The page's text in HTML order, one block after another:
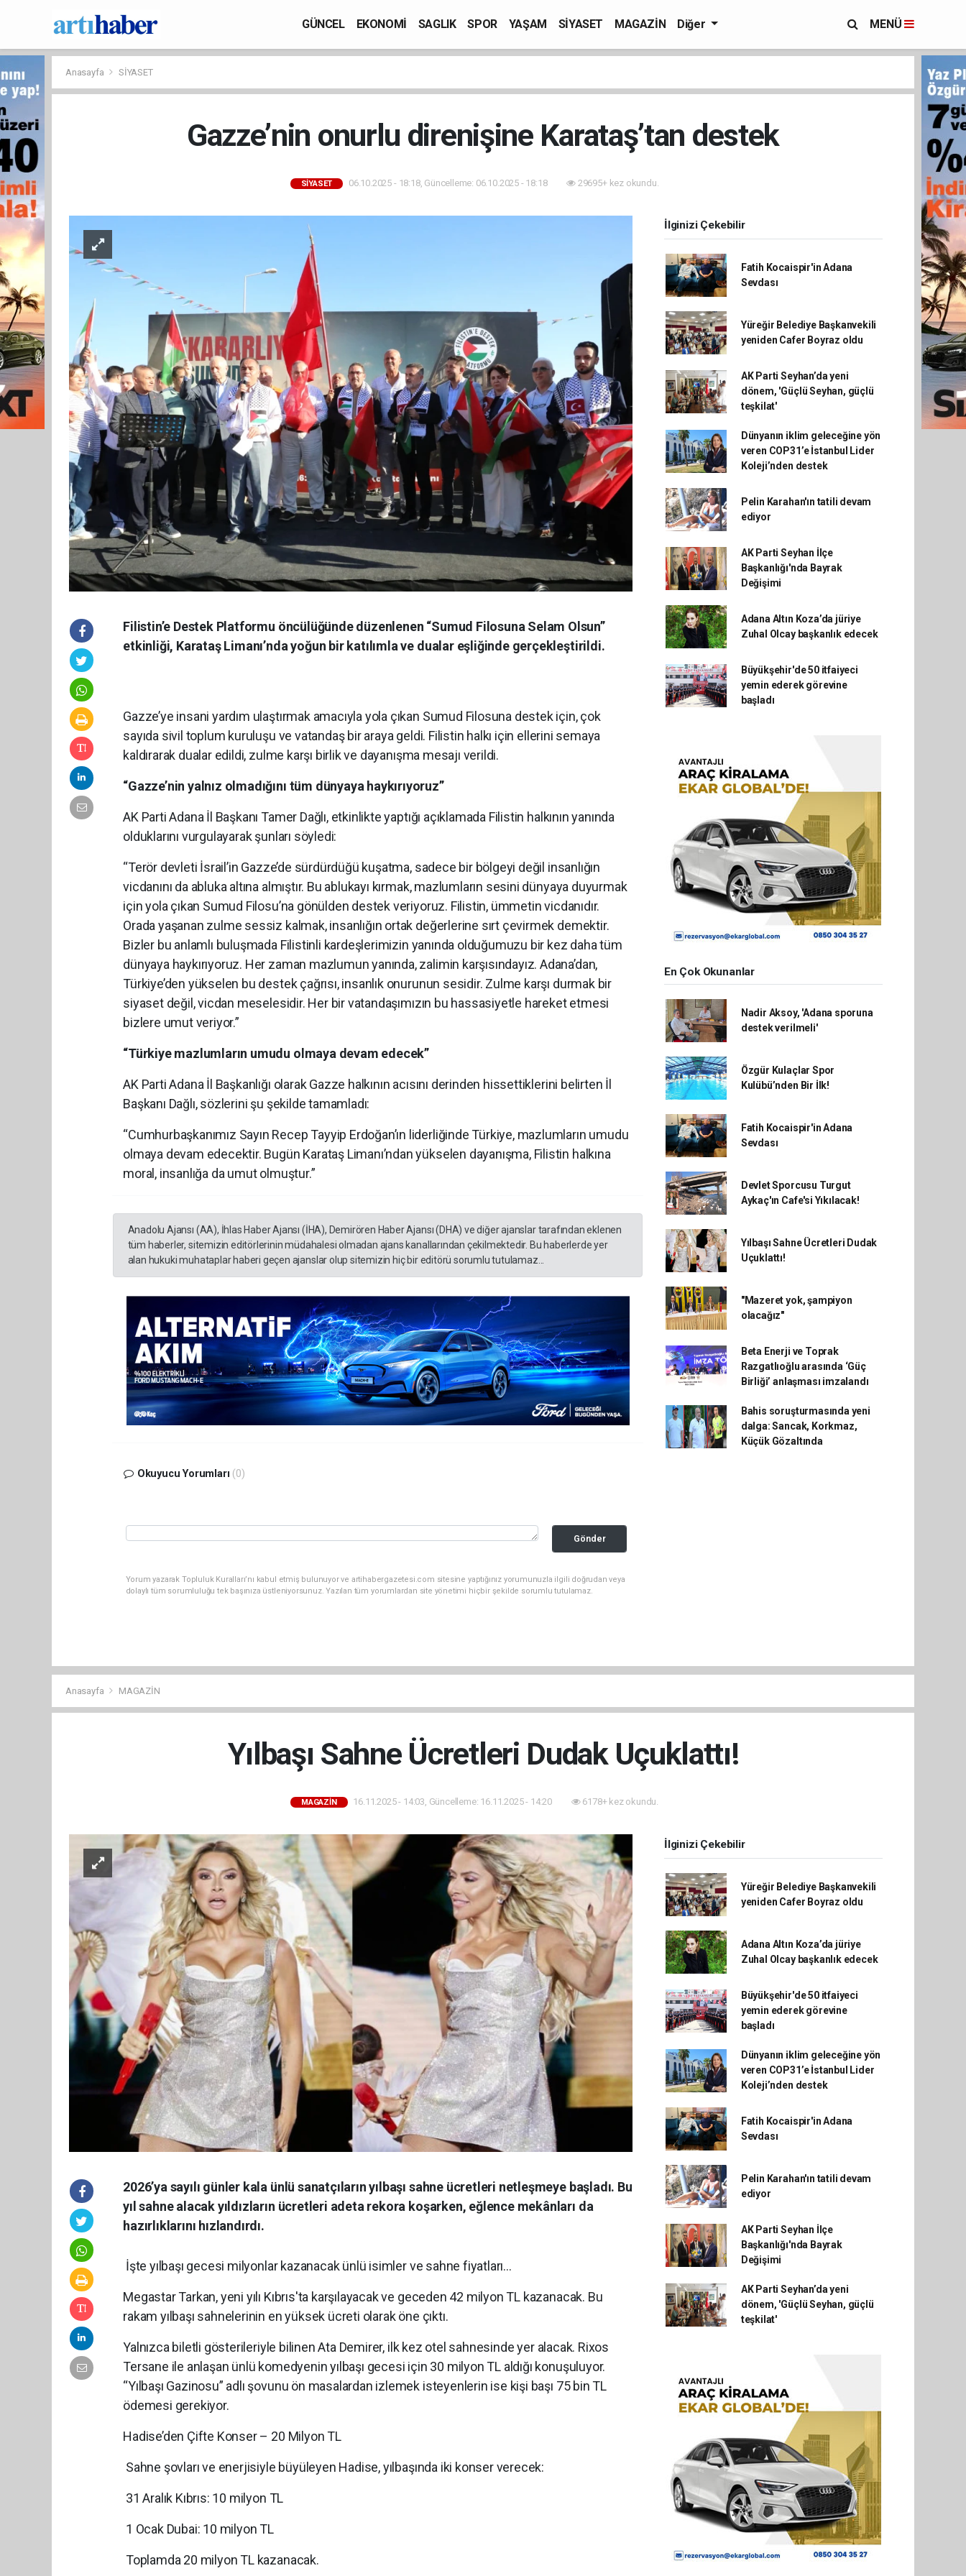
GÜNCEL EKONOMİ SAGLIK SPOR YAŞAM SİYASET MAGAZİN Diğer MENÜ
Anasayfa SİYASET
Gazze’nin onurlu direnişine Karataş’tan destek
SİYASET 06.10.2025 - 18:18, Güncelleme: 06.10.2025 - 18:18 29695+ kez okundu.
Filistin’e Destek Platformu öncülüğünde düzenlenen “Sumud Filosuna Selam Olsun”
etkinliği, Karataş Limanı’nda yoğun bir katılımla ve dualar eşliğinde gerçekleştirildi.
Gazze’ye insani yardım ulaştırmak amacıyla yola çıkan Sumud Filosuna destek için, çok
sayıda sivil toplum kuruluşu ve vatandaş bir araya geldi. Filistin halkı için ellerini semaya
kaldırarak dualar edildi, zulme karşı birlik ve dayanışma mesajı verildi.
“Gazze’nin yalnız olmadığını tüm dünyaya haykırıyoruz”
AK Parti Adana İl Başkanı Tamer Dağlı, etkinlikte yaptığı açıklamada Filistin halkının yanında
olduklarını vurgulayarak şunları söyledi:
“Terör devleti İsrail’in Gazze’de sürdürdüğü kuşatma, sadece bir bölgeyi değil insanlığın
vicdanını da abluka altına almıştır. Bu ablukayı kırmak, mazlumların sesini dünyaya duyurmak
için yola çıkan Sumud Filosu’na gönülden destek veriyoruz. Filistin, ümmetin vicdanıdır.
Orada yaşanan zulme sessiz kalmak, insanlığın ortak değerlerine sırt çevirmek demektir.
Bizler bu anlamlı buluşmada Filistinli kardeşlerimizin yanında olduğumuzu bir kez daha tüm
dünyaya haykırıyoruz. Her zaman mazlumun yanında, zalimin karşısındayız. Adana’dan,
Türkiye’den yükselen bu destek çağrısı, insanlık onurunun sesidir. Zulme karşı durmak bir
siyaset değil, vicdan meselesidir. Her bir vatandaşımızın bu hassasiyetle hareket etmesi
bizlere umut veriyor.”
“Türkiye mazlumların umudu olmaya devam edecek”
AK Parti Adana İl Başkanlığı olarak Gazze halkının acısını derinden hissettiklerini belirten İl
Başkanı Dağlı, sözlerini şu şekilde tamamladı:
“Cumhurbaşkanımız Sayın Recep Tayyip Erdoğan’ın liderliğinde Türkiye, mazlumların umudu
olmaya devam edecektir. Bugün Karataş Limanı’ndan yükselen dayanışma, Filistin halkına
moral, insanlığa da umut olmuştur.”
Anadolu Ajansı (AA), İhlas Haber Ajansı (İHA), Demirören Haber Ajansı (DHA) ve diğer ajanslar tarafından eklenen
tüm haberler, sitemizin editörlerinin müdahalesi olmadan ajans kanallarından çekilmektedir. Bu haberlerde yer
alan hukuki muhataplar haberi geçen ajanslar olup sitemizin hiç bir editörü sorumlu tutulamaz...
Okuyucu Yorumları (0)
Gönder
Yorum yazarak Topluluk Kuralları’nı kabul etmiş bulunuyor ve artihabergazetesi.com sitesine yaptığınız yorumunuzla ilgili doğrudan veya
dolaylı tüm sorumluluğu tek başınıza üstleniyorsunuz. Yazılan tüm yorumlardan site yönetimi hiçbir şekilde sorumlu tutulamaz.
İlginizi Çekebilir
Fatih Kocaispir'in Adana
Sevdası
Yüreğir Belediye Başkanvekili
yeniden Cafer Boyraz oldu
AK Parti Seyhan’da yeni
dönem, 'Güçlü Seyhan, güçlü
teşkilat'
Dünyanın iklim geleceğine yön
veren COP31’e İstanbul Lider
Koleji’nden destek
Pelin Karahan'ın tatili devam
ediyor
AK Parti Seyhan İlçe
Başkanlığı'nda Bayrak
Değişimi
Adana Altın Koza’da jüriye
Zuhal Olcay başkanlık edecek
Büyükşehir'de 50 itfaiyeci
yemin ederek görevine
başladı
En Çok Okunanlar
Nadir Aksoy, 'Adana sporuna
destek verilmeli'
Özgür Kulaçlar Spor
Kulübü’nden Bir İlk!
Fatih Kocaispir'in Adana
Sevdası
Devlet Sporcusu Turgut
Aykaç'ın Cafe'si Yıkılacak!
Yılbaşı Sahne Ücretleri Dudak
Uçuklattı!
"Mazeret yok, şampiyon
olacağız"
Beta Enerji ve Toprak
Razgatlıoğlu arasında ‘Güç
Birliği’ anlaşması imzalandı
Bahis soruşturmasında yeni
dalga: Sancak, Korkmaz,
Küçük Gözaltında
Anasayfa MAGAZİN
Yılbaşı Sahne Ücretleri Dudak Uçuklattı!
MAGAZİN 16.11.2025 - 14:03, Güncelleme: 16.11.2025 - 14:20 6178+ kez okundu.
2026’ya sayılı günler kala ünlü sanatçıların yılbaşı sahne ücretleri netleşmeye başladı. Bu
yıl sahne alacak yıldızların ücretleri adeta rekora koşarken, eğlence mekânları da
hazırlıklarını hızlandırdı.
İşte yılbaşı gecesi milyonlar kazanacak ünlü isimler ve sahne fiyatları…
Megastar Tarkan, yeni yılı Kıbrıs'ta karşılayacak ve geceden 42 milyon TL kazanacak. Bu
rakam yılbaşı sahnelerinin en yüksek ücreti olarak öne çıktı.
Yalnızca biletli gösterileriyle bilinen Ata Demirer, ilk kez otel sahnesinde yer alacak. Rixos
Tersane ile anlaşan ünlü komedyenin yılbaşı gecesi için 30 milyon TL aldığı konuşuluyor.
“Yılbaşı Gazinosu” adlı şovunu ön masalardan izlemek isteyenlerin ise kişi başı 75 bin TL
ödemesi gerekiyor.
Hadise’den Çifte Konser – 20 Milyon TL
Sahne şovları ve enerjisiyle büyüleyen Hadise, yılbaşında iki konser verecek:
31 Aralık Kıbrıs: 10 milyon TL
1 Ocak Dubai: 10 milyon TL
Toplamda 20 milyon TL kazanacak.
İlginizi Çekebilir
Yüreğir Belediye Başkanvekili
yeniden Cafer Boyraz oldu
Adana Altın Koza’da jüriye
Zuhal Olcay başkanlık edecek
Büyükşehir'de 50 itfaiyeci
yemin ederek görevine
başladı
Dünyanın iklim geleceğine yön
veren COP31’e İstanbul Lider
Koleji’nden destek
Fatih Kocaispir'in Adana
Sevdası
Pelin Karahan'ın tatili devam
ediyor
AK Parti Seyhan İlçe
Başkanlığı'nda Bayrak
Değişimi
AK Parti Seyhan’da yeni
dönem, 'Güçlü Seyhan, güçlü
teşkilat'